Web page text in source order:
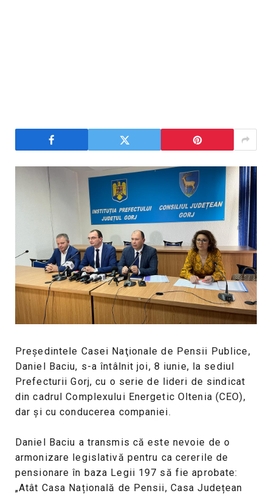
Președintele Casei Naţionale de Pensii Publice,
Daniel Baciu, s-a întâlnit joi, 8 iunie, la sediul
Prefecturii Gorj, cu o serie de lideri de sindicat
din cadrul Complexului Energetic Oltenia (CEO),
dar și cu conducerea companiei.
Daniel Baciu a transmis că este nevoie de o
armonizare legislativă pentru ca cererile de
pensionare în baza Legii 197 să fie aprobate:
„Atât Casa Națională de Pensii, Casa Județean